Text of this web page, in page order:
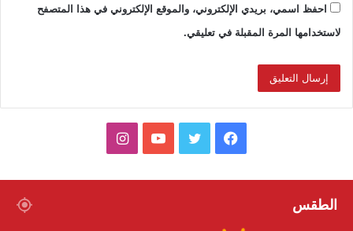
احفظ اسمي، بريدي الإلكتروني، والموقع الإلكتروني في هذا المتصفح
لاستخدامها المرة المقبلة في تعليقي.
الطقس